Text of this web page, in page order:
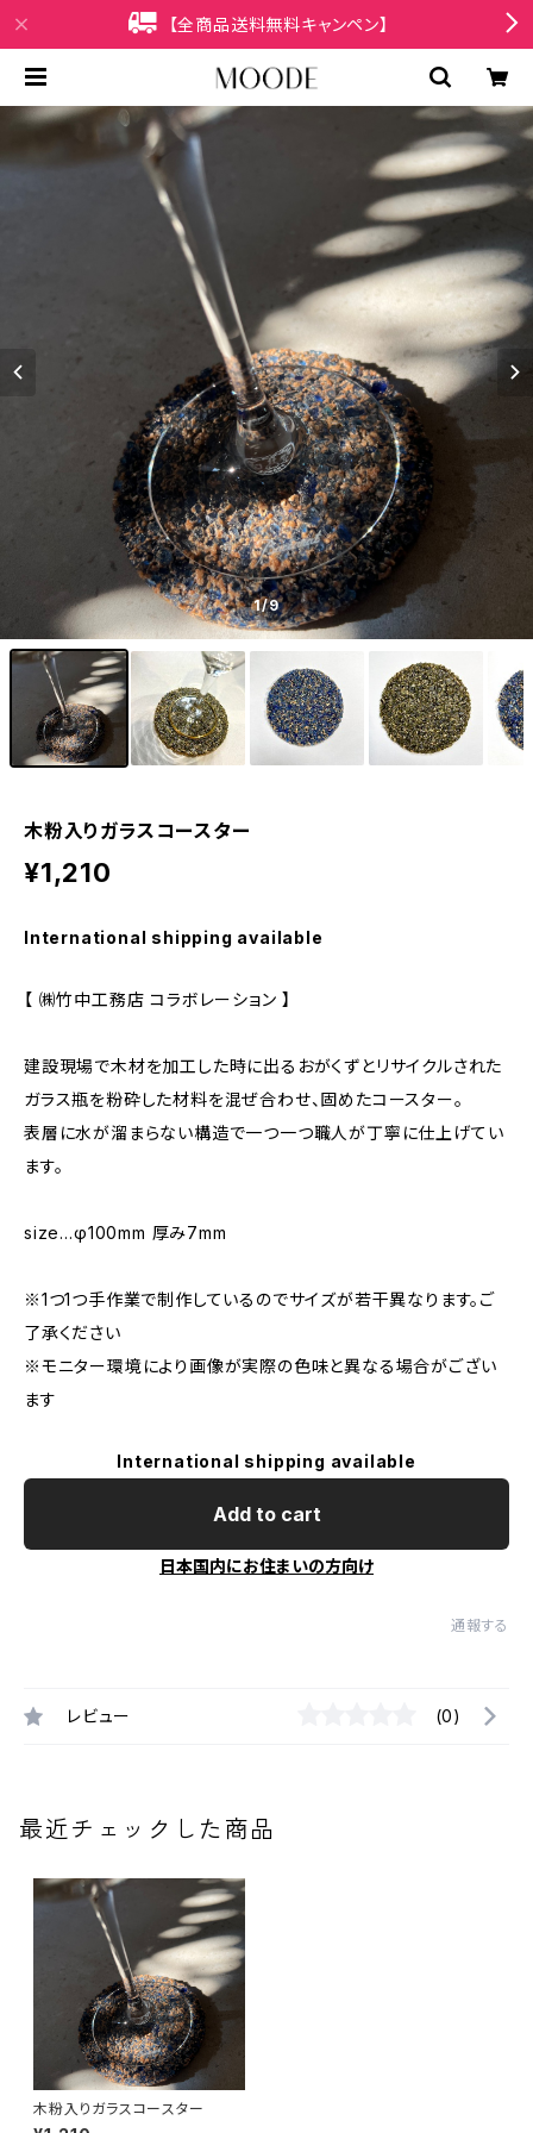
【全商品送料無料キャンペン】
1/9
木粉入りガラスコースター
¥1,210
International shipping available
【 ㈱竹中工務店 コラボレーション 】
建設現場で木材を加工した時に出るおがくずとリサイクルされた
ガラス瓶を粉砕した材料を混ぜ合わせ、固めたコースター。
表層に水が溜まらない構造で一つ一つ職人が丁寧に仕上げてい
ます。
size…φ100mm 厚み7mm
※1つ1つ手作業で制作しているのでサイズが若干異なります。ご
了承ください
※モニター環境により画像が実際の色味と異なる場合がござい
ます
International shipping available
Add to cart
日本国内にお住まいの方向け
通報する
レビュー (0)
最近チェックした商品
木粉入りガラスコースター